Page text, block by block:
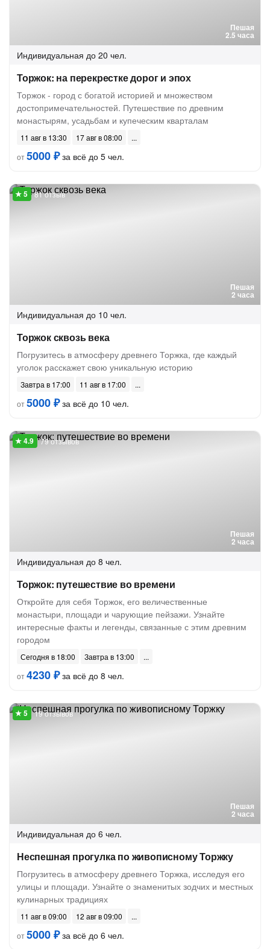
Пешая
2.5 часа
Индивидуальная до 20 чел.
Торжок: на перекрестке дорог и эпох
Торжок - город с богатой историей и множеством
достопримечательностей. Путешествие по древним
монастырям, усадьбам и купеческим кварталам
11 авг в 13:30
17 авг в 08:00
от5000 ₽за всё до 5 чел.
Пешая
2 часа
81 отзыв
Индивидуальная до 10 чел.
Торжок сквозь века
Погрузитесь в атмосферу древнего Торжка, где каждый
уголок расскажет свою уникальную историю
Завтра в 17:00
11 авг в 17:00
от5000 ₽за всё до 10 чел.
Пешая
2 часа
79 отзывов
Индивидуальная до 8 чел.
Торжок: путешествие во времени
Откройте для себя Торжок, его величественные
монастыри, площади и чарующие пейзажи. Узнайте
интересные факты и легенды, связанные с этим древним
городом
Сегодня в 18:00
Завтра в 13:00
от4230 ₽за всё до 8 чел.
Пешая
2 часа
19 отзывов
Индивидуальная до 6 чел.
Неспешная прогулка по живописному Торжку
Погрузитесь в атмосферу древнего Торжка, исследуя его
улицы и площади. Узнайте о знаменитых зодчих и местных
кулинарных традициях
11 авг в 09:00
12 авг в 09:00
от5000 ₽за всё до 6 чел.